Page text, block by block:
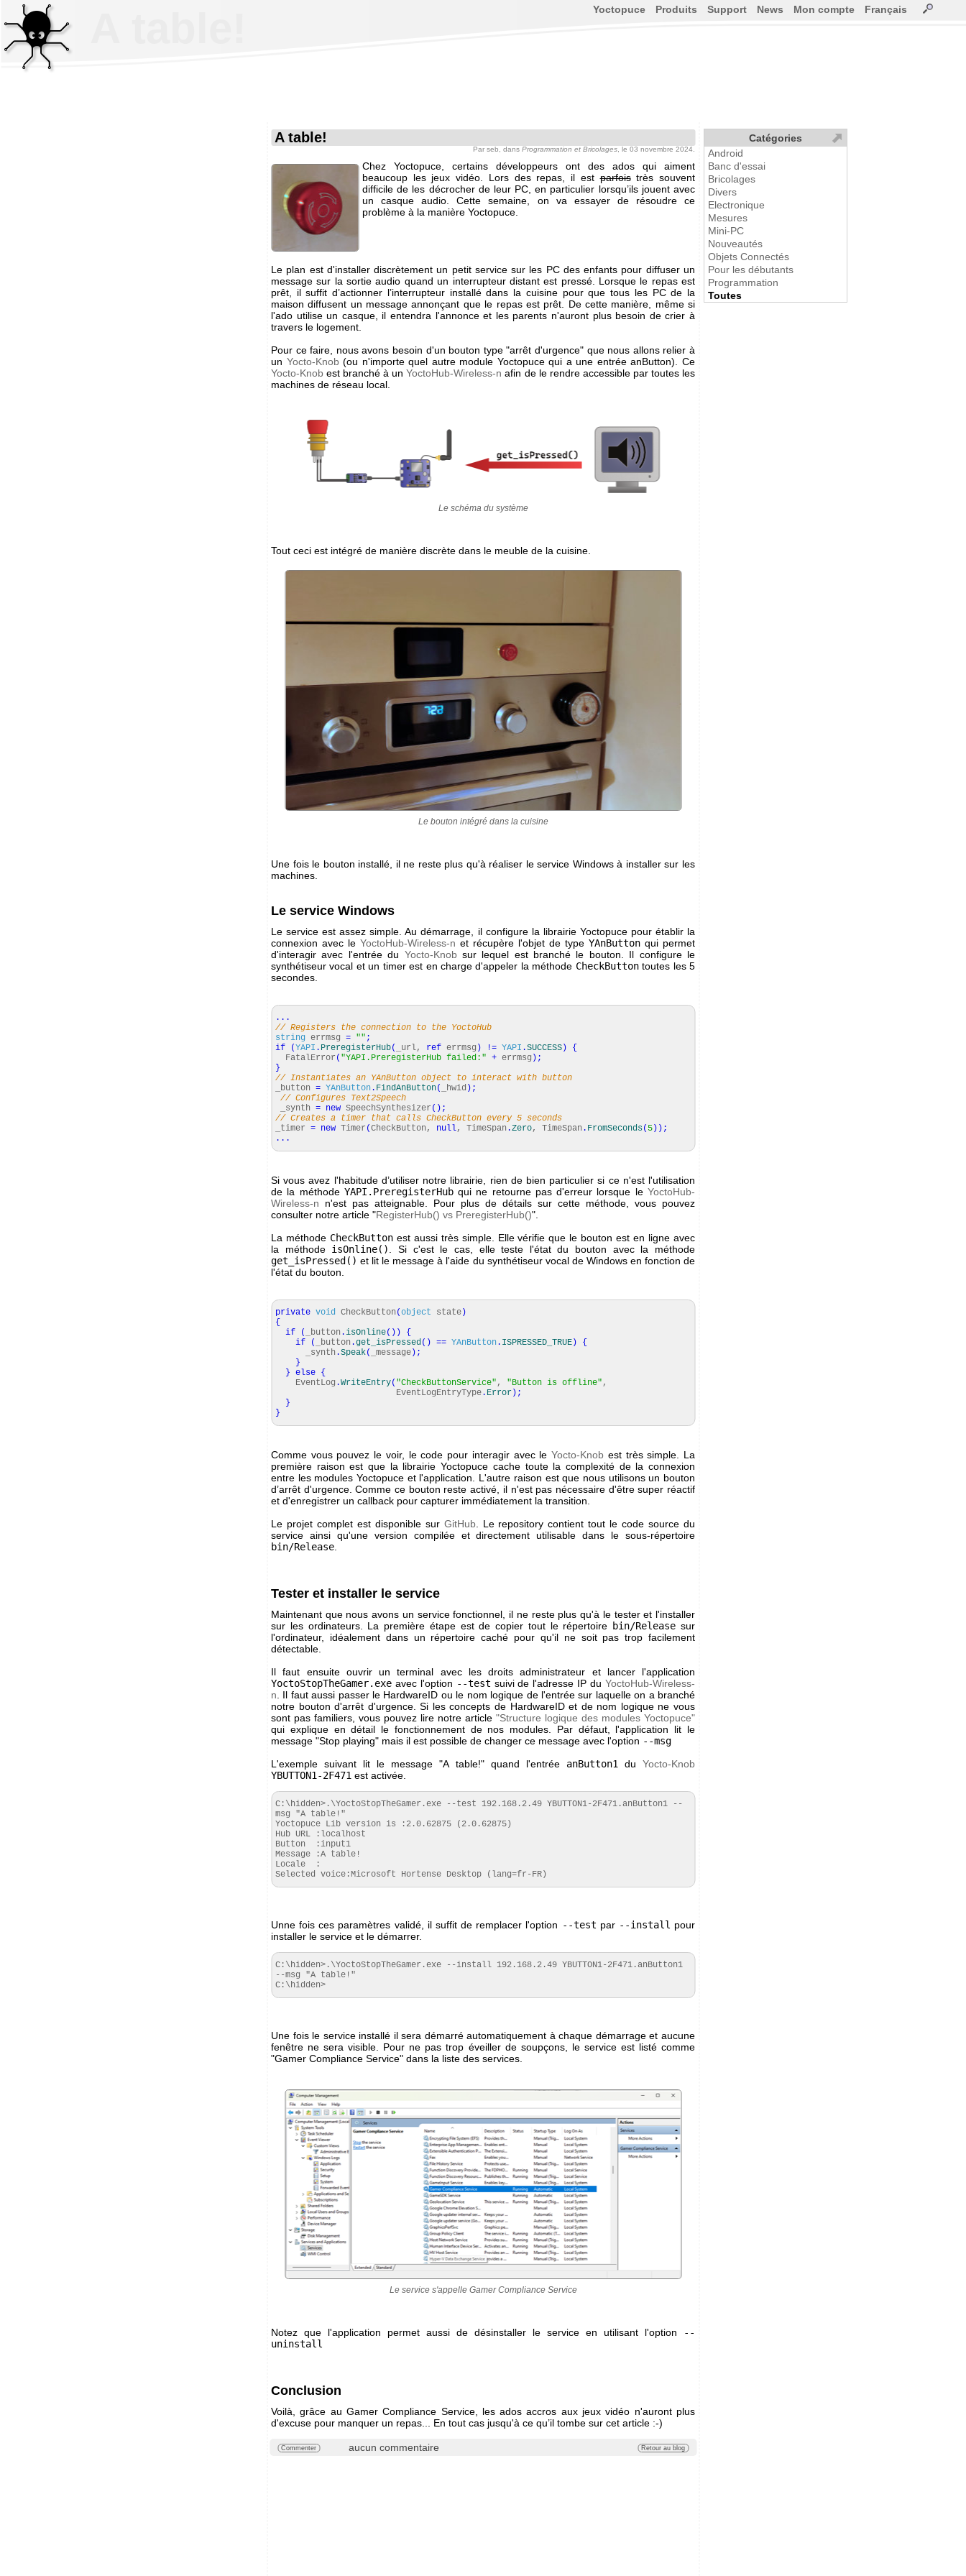
A table!
Par seb , dans Programmation et Bricolages , le 03 novembre 2024.
Chez Yoctopuce, certains développeurs ont des ados qui aiment
beaucoup les jeux vidéo. Lors des repas, il estparfoistrès souvent
difficile de les décrocher de leur PC, en particulier lorsqu’ils jouent avec
un casque audio. Cette semaine, on va essayer de résoudre ce
problème à la manière Yoctopuce.
Le plan est d'installer discrètement un petit service sur les PC des enfants pour diffuser un
message sur la sortie audio quand un interrupteur distant est pressé. Lorsque le repas est
prêt, il suffit d’actionner l’interrupteur installé dans la cuisine pour que tous les PC de la
maison diffusent un message annonçant que le repas est prêt. De cette manière, même si
l'ado utilise un casque, il entendra l'annonce et les parents n'auront plus besoin de crier à
travers le logement.
Pour ce faire, nous avons besoin d'un bouton type "arrêt d'urgence" que nous allons relier à
un Yocto-Knob(ou n'importe quel autre module Yoctopuce qui a une entrée anButton). Ce
Yocto-Knob est branché à unYoctoHub-Wireless-n afin de le rendre accessible par toutes les
machines de réseau local.
Le schéma du système
Tout ceci est intégré de manière discrète dans le meuble de la cuisine.
Le bouton intégré dans la cuisine
Une fois le bouton installé, il ne reste plus qu'à réaliser le service Windows à installer sur les
machines.
Le service Windows
Le service est assez simple. Au démarrage, il configure la librairie Yoctopuce pour établir la
connexion avec le YoctoHub-Wireless-n et récupère l'objet de type YAnButton qui permet
d'interagir avec l'entrée du Yocto-Knobsur lequel est branché le bouton. Il configure le
synthétiseur vocal et un timer est en charge d'appeler la méthode CheckButtontoutes les 5
secondes.
...
// Registers the connection to the YoctoHub
string errmsg = "" ;
if
(YAPI . PreregisterHub( _url, ref errmsg ) != YAPI .SUCCESS )
{
FatalError ( "YAPI.PreregisterHub failed:" + errmsg ) ;
}
// Instantiates an YAnButton object to interact with button
_button = YAnButton . FindAnButton( _hwid ) ;
// Configures Text2Speech
_synth = new SpeechSynthesizer ( ) ;
// Creates a timer that calls CheckButton every 5 seconds
_timer = new Timer (CheckButton, null, TimeSpan .Zero, TimeSpan . FromSeconds( 5 ) ) ;
...
Si vous avez l'habitude d’utiliser notre librairie, rien de bien particulier si ce n'est l'utilisation
de la méthode YAPI.PreregisterHubqui ne retourne pas d'erreur lorsque leYoctoHub-
Wireless-n n'est pas atteignable. Pour plus de détails sur cette méthode, vous pouvez
consulter notre article "RegisterHub() vs PreregisterHub()".
La méthode CheckButtonest aussi très simple. Elle vérifie que le bouton est en ligne avec
la méthode isOnline()
. Si c'est le cas, elle teste l'état du bouton avec la méthode
get_isPressed() et lit le message à l'aide du synthétiseur vocal de Windows en fonction de
l'état du bouton.
private void CheckButton (object state )
{
if
( _button .isOnline( ) )
{
if
( _button .get_isPressed( ) == YAnButton . ISPRESSED_TRUE )
{
_synth .Speak( _message ) ;
}
} else {
EventLog .WriteEntry( "CheckButtonService" , "Button is offline" ,
EventLogEntryType . Error ) ;
}
}
Comme vous pouvez le voir, le code pour interagir avec leYocto-Knob est très simple. La
première raison est que la librairie Yoctopuce cache toute la complexité de la connexion
entre les modules Yoctopuce et l'application. L'autre raison est que nous utilisons un bouton
d’arrêt d'urgence. Comme ce bouton reste activé, il n'est pas nécessaire d'être super réactif
et d'enregistrer un callback pour capturer immédiatement la transition.
Le projet complet est disponible sur GitHub. Le repository contient tout le code source du
service ainsi qu'une version compilée et directement utilisable dans le sous-répertoire
bin/Release
Tester et installer le service
Maintenant que nous avons un service fonctionnel, il ne reste plus qu'à le tester et l'installer
sur les ordinateurs. La première étape est de copier tout le répertoire bin/Release sur
l'ordinateur, idéalement dans un répertoire caché pour qu'il ne soit pas trop facilement
détectable.
Il faut ensuite ouvrir un terminal avec les droits administrateur et lancer l'application
YoctoStopTheGamer.exe avec l'option --test suivi de l'adresse IP duYoctoHub-Wireless-
n . Il faut aussi passer le HardwareID ou le nom logique de l'entrée sur laquelle on a branché
notre bouton d'arrêt d'urgence. Si les concepts de HardwareID et de nom logique ne vous
sont pas familiers, vous pouvez lire notre article "Structure logique des modules Yoctopuce"
qui explique en détail le fonctionnement de nos modules. Par défaut, l'application lit le
message "Stop playing" mais il est possible de changer ce message avec l'option --msg
L'exemple suivant lit le message "A table!" quand l'entrée anButton1 duYocto-Knob
YBUTTON1-2F471 est activée.
C:\hidden>.\YoctoStopTheGamer.exe --test 192.168.2.49 YBUTTON1-2F471.anButton1 --
msg "A table!"
Yoctopuce Lib version is :2.0.62875 (2.0.62875)
Hub URL :localhost
Button  :input1
Message :A table!
Locale  :
Selected voice:Microsoft Hortense Desktop (lang=fr-FR)
Unne fois ces paramètres validé, il suffit de remplacer l'option --test par --install pour
installer le service et le démarrer.
C:\hidden>.\YoctoStopTheGamer.exe --install 192.168.2.49 YBUTTON1-2F471.anButton1
--msg "A table!"
C:\hidden>
Une fois le service installé il sera démarré automatiquement à chaque démarrage et aucune
fenêtre ne sera visible. Pour ne pas trop éveiller de soupçons, le service est listé comme
"Gamer Compliance Service" dans la liste des services.
Le service s'appelle Gamer Compliance Service
Notez que l'application permet aussi de désinstaller le service en utilisant l'option
--
uninstall
Conclusion
Voilà, grâce au Gamer Compliance Service, les ados accros aux jeux vidéo n'auront plus
d'excuse pour manquer un repas... En tout cas jusqu'à ce qu’il tombe sur cet article :-)
Commenter aucun commentaire Retour au blog
Yoctopuce Produits Support News Mon compte Français
Catégories
Android
Banc d'essai
Bricolages
Divers
Electronique
Mesures
Mini-PC
Nouveautés
Objets Connectés
Pour les débutants
Programmation
Toutes